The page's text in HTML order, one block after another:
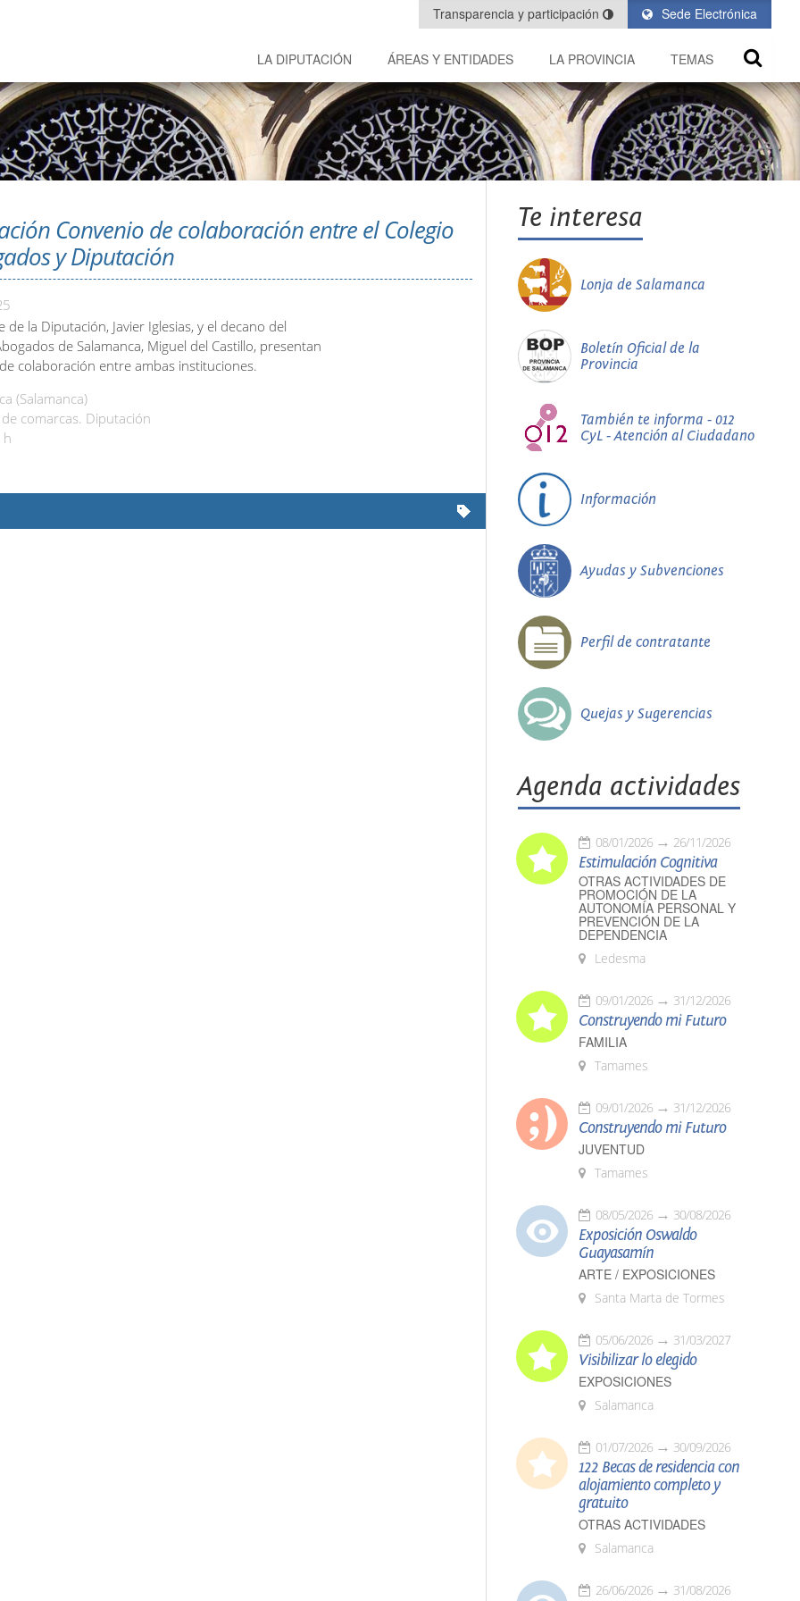
Sede Electrónica
Transparencia y participación
LA DIPUTACIÓN ÁREAS Y ENTIDADES LA PROVINCIA TEMAS
Convenio de colaboración entre el Colegio
y Diputación
de la Diputación, Javier Iglesias, y el decano del
de Salamanca, Miguel del Castillo, presentan
colaboración entre ambas instituciones.
(Salamanca)
de comarcas. Diputación
h
Te interesa
Lonja de Salamanca
Boletín Oficial de la
Provincia
También te informa - 012
CyL - Atención al Ciudadano
Información
Ayudas y Subvenciones
Perfil de contratante
Quejas y Sugerencias
Agenda actividades
08/01/2026 26/11/2026
Estimulación Cognitiva
OTRAS ACTIVIDADES DE
PROMOCIÓN DE LA
AUTONOMÍA PERSONAL Y
PREVENCIÓN DE LA
DEPENDENCIA
Ledesma
09/01/2026 31/12/2026
Construyendo mi Futuro
FAMILIA
Tamames
09/01/2026 31/12/2026
Construyendo mi Futuro
JUVENTUD
Tamames
08/05/2026 30/08/2026
Exposición Oswaldo
Guayasamín
ARTE / EXPOSICIONES
Santa Marta de Tormes
05/06/2026 31/03/2027
Visibilizar lo elegido
EXPOSICIONES
Salamanca
01/07/2026 30/09/2026
122 Becas de residencia con
alojamiento completo y
gratuito
OTRAS ACTIVIDADES
Salamanca
26/06/2026 31/08/2026